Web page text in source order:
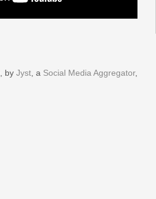
, by Jyst , a Social Media Aggregator,